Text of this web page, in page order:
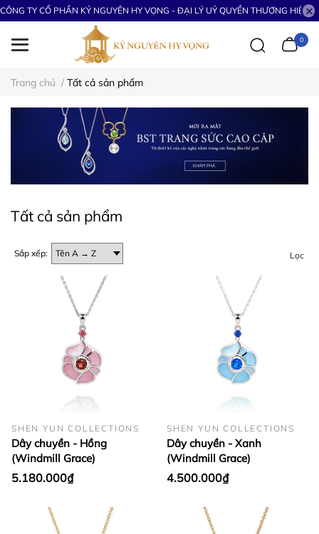
CÔNG TY CỔ PHẦN KỶ NGUYÊN HY VỌNG - ĐẠI LÝ UỶ QUYỀN THƯƠNG HIỆU
0
Trang chủ / Tất cả sản phẩm
Tất cả sản phẩm
Sắp xếp: Lọc
SHEN YUN COLLECTIONS
Dây chuyền - Hồng
(Windmill Grace)
5.180.000₫
SHEN YUN COLLECTIONS
Dây chuyền - Xanh
(Windmill Grace)
4.500.000₫